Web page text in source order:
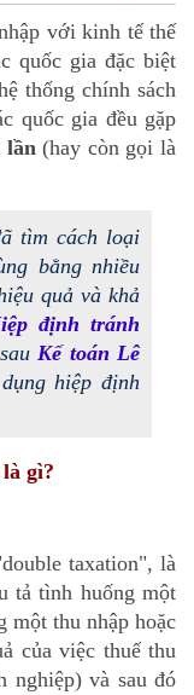
với kinh tế thế
quốc gia đặc biệt
thống chính sách
quốc gia đều gặp
lần(hay còn gọi là
tìm cách loại
bằng nhiều
quả và khả
định tránh
Kế toán Lê
hiệp định
gì?
taxation", là
tả tình huống một
một thu nhập hoặc
của việc thuế thu
nghiệp) và sau đó